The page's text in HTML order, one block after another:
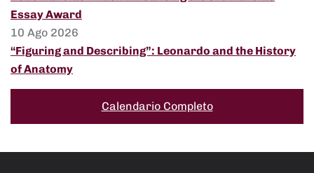
Essay Award
10 Ago 2026
“Figuring and Describing”: Leonardo and the History
of Anatomy
Calendario Completo